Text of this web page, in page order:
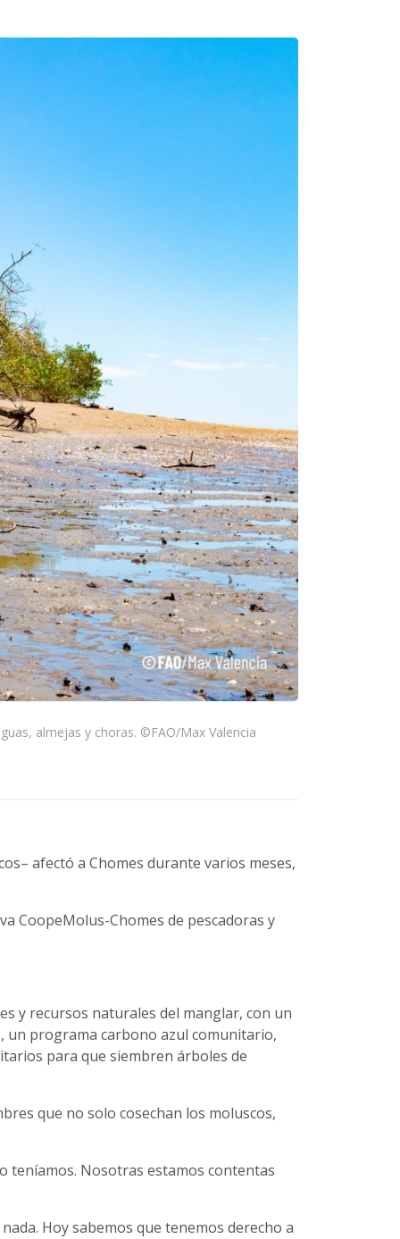
almejas y choras. ©FAO/Max Valencia
afectó a Chomes durante varios meses,
CoopeMolus-Chomes de pescadoras y
y recursos naturales del manglar, con un
un programa carbono azul comunitario,
para que siembren árboles de
que no solo cosechan los moluscos,
teníamos. Nosotras estamos contentas
Hoy sabemos que tenemos derecho a